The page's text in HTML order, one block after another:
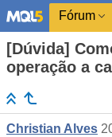
Fórum
[Dúvida]
operação a
Christian Alves